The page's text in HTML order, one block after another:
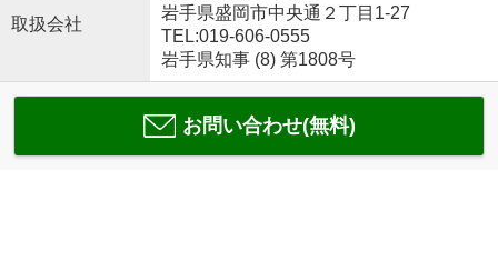
取扱会社
岩手県盛岡市中央通２丁目1-27
TEL:019-606-0555
岩手県知事 (8) 第1808号
お問い合わせ(無料)